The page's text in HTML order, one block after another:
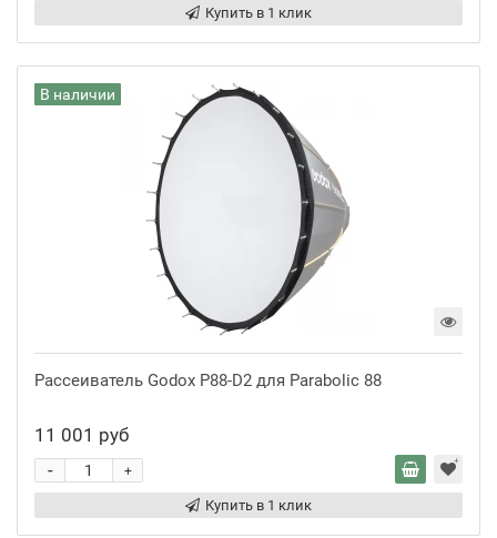
Купить в 1 клик
В наличии
Рассеиватель Godox P88-D2 для Parabolic 88
11 001 руб
+
-
Купить в 1 клик